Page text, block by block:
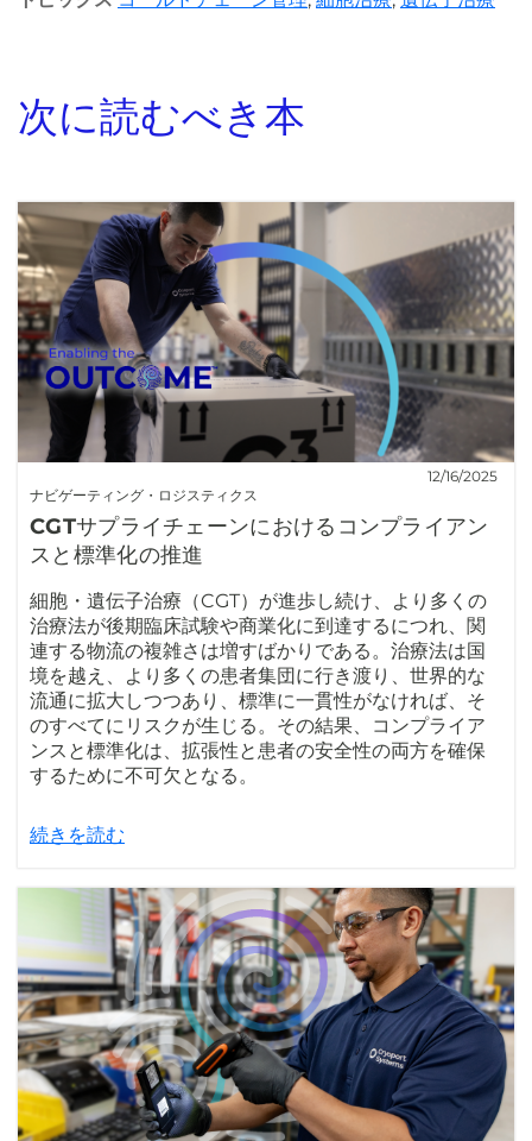
次に読むべき本
ナビゲーティング・ロジスティクス
12/16/2025
CGTサプライチェーンにおけるコンプライアン
スと標準化の推進
細胞・遺伝子治療（CGT）が進歩し続け、より多くの
治療法が後期臨床試験や商業化に到達するにつれ、関
連する物流の複雑さは増すばかりである。治療法は国
境を越え、より多くの患者集団に行き渡り、世界的な
流通に拡大しつつあり、標準に一貫性がなければ、そ
のすべてにリスクが生じる。その結果、コンプライア
ンスと標準化は、拡張性と患者の安全性の両方を確保
するために不可欠となる。
続きを読む